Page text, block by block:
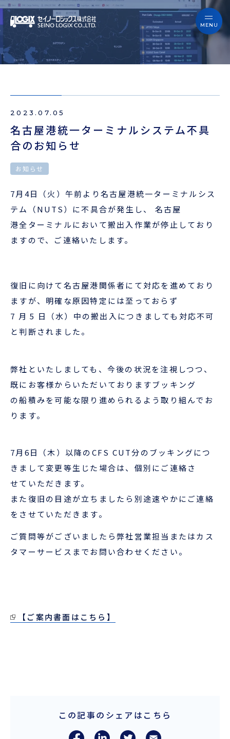
会員ログイン
本船スケジュール
ENGLISH
セイノーロジックスを知る
サービス
お役立ちブログ
よくあるご質問
ニュース
セイノーロジックスを知る
事例
お役立ちブログ
よくあるご質問
ニュース
ほっとひといき
本船スケジュール
お役立ちメニュー（輸出）
お役立ち資料
ENGLISH
2023.07.05
名古屋港統一ターミナルシステム不具
合のお知らせ
お知らせ
7月4日（火）午前より名古屋港統一ターミナルシス
テム（NUTS）に不具合が発生し、 名古屋
港全ターミナルにおいて搬出入作業が停止しており
ますので、ご連絡いたします。
復旧に向けて名古屋港関係者にて対応を進めており
ますが、明確な原因特定には至っておらず
7 月 5 日（水）中の搬出入につきましても対応不可
と判断されました。
弊社といたしましても、今後の状況を注視しつつ、
既にお客様からいただいておりますブッキング
の船積みを可能な限り進められるよう取り組んでお
ります。
7月6日（木）以降のCFS CUT分のブッキングにつ
きまして変更等生じた場合は、個別にご連絡さ
せていただきます。
また復旧の目途が立ちましたら別途速やかにご連絡
をさせていただきます。
ご質問等がございましたら弊社営業担当またはカス
タマーサービスまでお問い合わせください。
【ご案内書面はこちら】
この記事のシェアはこちら